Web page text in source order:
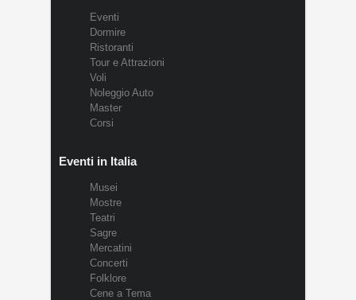
Eventi
Dormire
Ristoranti
Tour e Attrazioni
Voli
Noleggio Auto
Master
Corsi
Eventi in Italia
Musei
Mostre
Teatri
Sagre
Mercatini
Concerti
Folklore
Cene a Tema